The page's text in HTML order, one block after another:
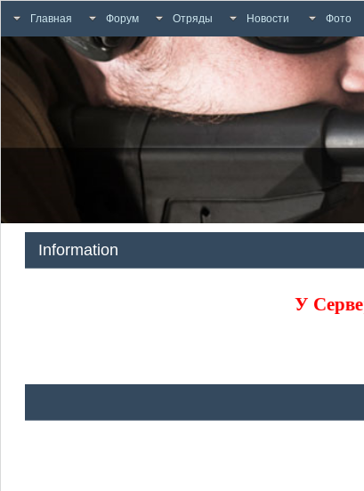
Главная Форум Отряды Новости Фото
Information
У